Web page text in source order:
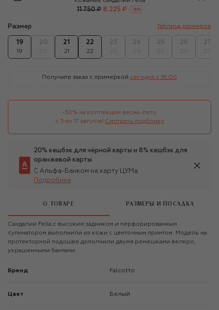
11 750 ₽ 8 225 ₽ -30%
Размер Таблица размеров
19
19
21
21
22
22
Получите заказ с примеркой сегодня c 16:00
-30% на коллекции весна-лето
с 3 по 17 августа! Смотреть подборку
20% кешбэк для чёрной карты и 8% кешбэк для
оранжевой карты
С Альфа-Банком на карту ЦУМа
Подробнее
О ТОВАРЕ РАЗМЕРЫ И ПОСАДКА
Сандалии Feila с высоким задником и перфорированным
супинатором выполнили из кожи с цветочным принтом. Модель на
протекторной подошве дополнили двумя ремешками велкро,
украшенными бантами.
Бренд Falcotto
Цвет Белый